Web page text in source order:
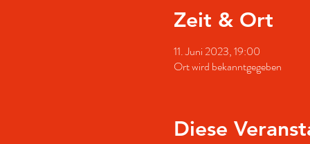
Zeit & Ort
11. Juni 2023, 19:00
Ort wird bekanntgegeben
Diese